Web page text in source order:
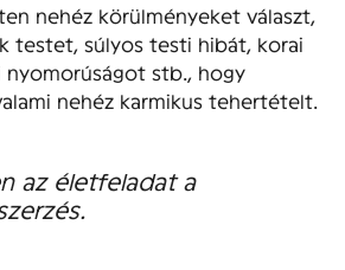
nehéz körülményeket választ,
testet, súlyos testi hibát, korai
nyomorúságot stb., hogy
nehéz karmikus tehertételt.
az életfeladat a